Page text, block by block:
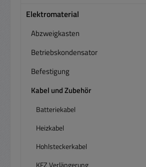
Elektromaterial
Abzweigkasten
Betriebskondensator
Befestigung
Kabel und Zubehör
Batteriekabel
Heizkabel
Hohlsteckerkabel
KFZ Verlängerung